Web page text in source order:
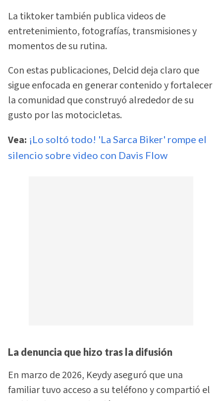
La tiktoker también publica videos de
entretenimiento, fotografías, transmisiones y
momentos de su rutina.
Con estas publicaciones, Delcid deja claro que
sigue enfocada en generar contenido y fortalecer
la comunidad que construyó alrededor de su
gusto por las motocicletas.
Vea: ¡Lo soltó todo! 'La Sarca Biker' rompe el
silencio sobre video con Davis Flow
La denuncia que hizo tras la difusión
En marzo de 2026, Keydy aseguró que una
familiar tuvo acceso a su teléfono y compartió el